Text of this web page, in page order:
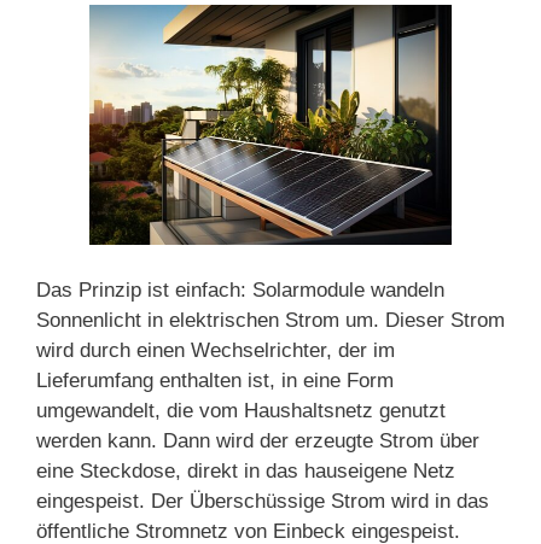
Das Prinzip ist einfach: Solarmodule wandeln
Sonnenlicht in elektrischen Strom um. Dieser Strom
wird durch einen Wechselrichter, der im
Lieferumfang enthalten ist, in eine Form
umgewandelt, die vom Haushaltsnetz genutzt
werden kann. Dann wird der erzeugte Strom über
eine Steckdose, direkt in das hauseigene Netz
eingespeist. Der Überschüssige Strom wird in das
öffentliche Stromnetz von Einbeck eingespeist.